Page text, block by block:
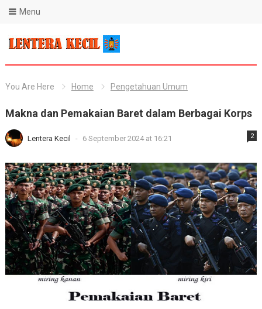
Blog Lentera Kecil
Menu
You Are Here Home Pengetahuan Umum
Makna dan Pemakaian Baret dalam Berbagai Korps
Lentera Kecil - 6 September 2024 at 16:21 2